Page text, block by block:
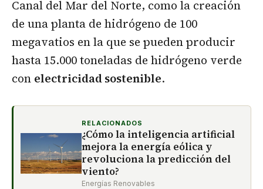
Canal del Mar del Norte, como la creación
de una planta de hidrógeno de 100
megavatios en la que se pueden producir
hasta 15.000 toneladas de hidrógeno verde
con electricidad sostenible.
RELACIONADOS
¿Cómo la inteligencia artificial
mejora la energía eólica y
revoluciona la predicción del
viento?
Energías Renovables